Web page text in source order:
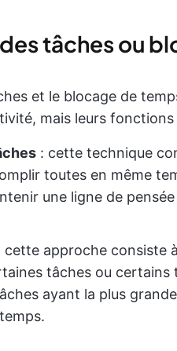
tâches ou
et le blocage de
mais leurs
: cette technique
toutes en même
une ligne de
cette approche consiste
tâches ou
ayant la plus